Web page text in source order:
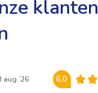
klanten
aug ’26 6,0